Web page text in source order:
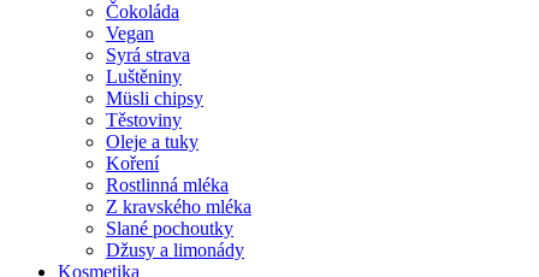
Čokoláda
Vegan
Syrá strava
Luštěniny
Müsli chipsy
Těstoviny
Oleje a tuky
Koření
Rostlinná mléka
Z kravského mléka
Slané pochoutky
Džusy a limonády
Kosmetika